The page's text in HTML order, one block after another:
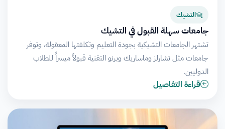
التشيك
جامعات سهلة القبول في التشيك
تشتهر الجامعات التشيكية بجودة التعليم وتكلفتها المعقولة، وتوفر
جامعات مثل تشارلز وماساريك وبرنو التقنية قبولاً ميسراً للطلاب
الدوليين.
قراءة التفاصيل